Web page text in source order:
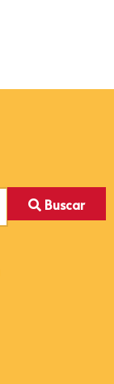
Buscar